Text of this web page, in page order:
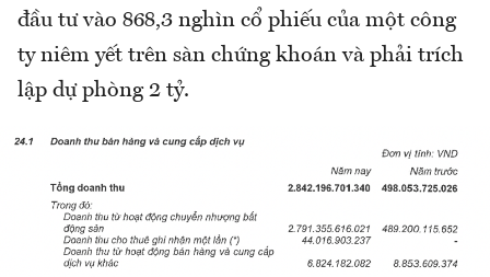
đầu tư vào 868,3 nghìn cổ phiếu của một công
ty niêm yết trên sàn chứng khoán và phải trích
lập dự phòng 2 tỷ.